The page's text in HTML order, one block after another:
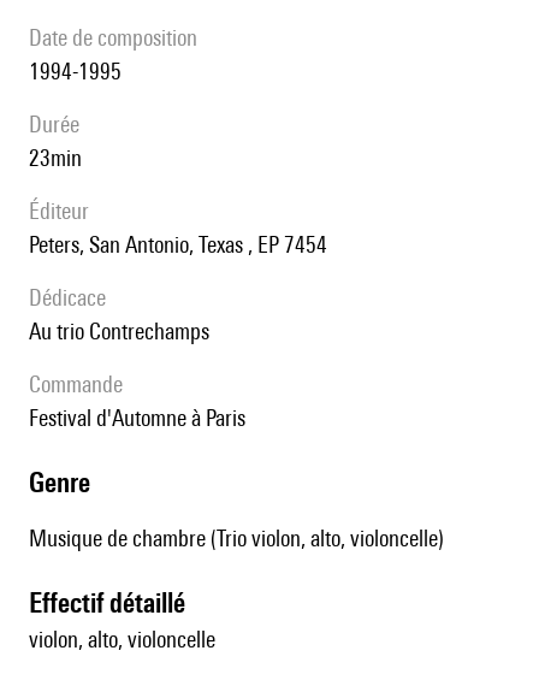
date de composition
1994-1995
durée
23min
éditeur
Peters, San Antonio, Texas , EP 7454
Dédicace
au trio Contrechamps
Commande
Festival d'Automne à Paris
genre
Musique de chambre (Trio violon, alto, violoncelle)
effectif détaillé
violon, alto, violoncelle